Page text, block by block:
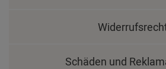
Schäden und